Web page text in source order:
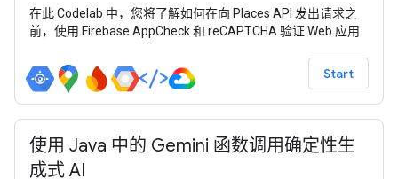
在此 Codelab 中，您将了解如何在向 Places API 发出请求之
前，使用 Firebase AppCheck 和 reCAPTCHA 验证 Web 应用
Start
使用 Java 中的 Gemini 函数调用确定性生
成式 AI